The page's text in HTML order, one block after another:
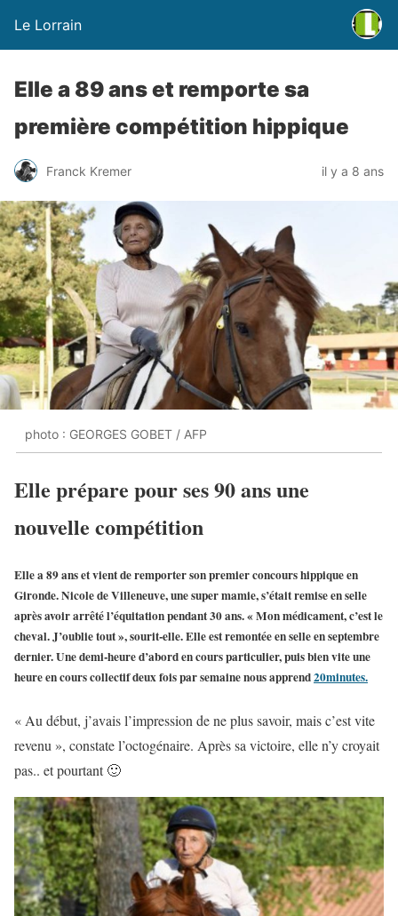
Le Lorrain
Elle a 89 ans et remporte sa
première compétition hippique
Franck Kremer il y a 8 ans
photo : GEORGES GOBET / AFP
Elle prépare pour ses 90 ans une
nouvelle compétition
Elle a 89 ans et vient de remporter son premier concours hippique en
Gironde. Nicole de Villeneuve, une super mamie, s’était remise en selle
après avoir arrêté l’équitation pendant 30 ans. « Mon médicament, c’est le
cheval. J’oublie tout », sourit-elle. Elle est remontée en selle en septembre
dernier. Une demi-heure d’abord en cours particulier, puis bien vite une
heure en cours collectif deux fois par semaine nous apprend20minutes.
« Au début, j’avais l’impression de ne plus savoir, mais c’est vite
revenu », constate l’octogénaire. Après sa victoire, elle n’y croyait
pas.. et pourtant 🙂